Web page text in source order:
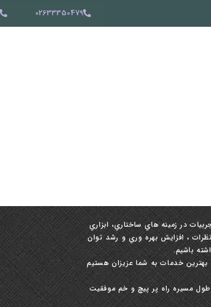
02633350479
در زمينه ‏هاي ساختاري، ابزاري
، افزايش بهره‏ وري و رشد توان
باشيم.
بهترین خدمات به شما عزیزان هستیم
طول مسیره راه پر پیچ و خم موفقیت